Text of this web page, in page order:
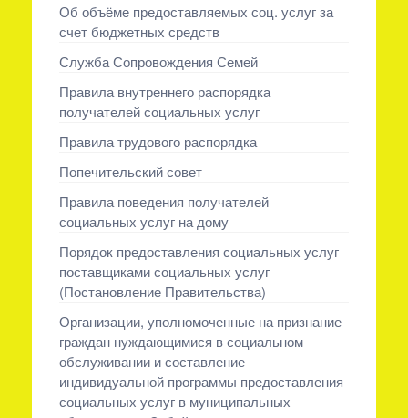
Об объёме предоставляемых соц. услуг за
счет бюджетных средств
Служба Сопровождения Семей
Правила внутреннего распорядка
получателей социальных услуг
Правила трудового распорядка
Попечительский совет
Правила поведения получателей
социальных услуг на дому
Порядок предоставления социальных услуг
поставщиками социальных услуг
(Постановление Правительства)
Организации, уполномоченные на признание
граждан нуждающимися в социальном
обслуживании и составление
индивидуальной программы предоставления
социальных услуг в муниципальных